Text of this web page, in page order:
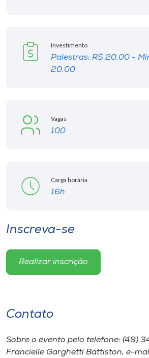
Investimento
Palestras: R$ 20,00 -
20,00
Vagas
100
Carga horária
16h
Inscreva-se
Realizar inscrição
Contato
Sobre o evento pelo telefone: (49)
Francielle Garghetti Battiston, e-